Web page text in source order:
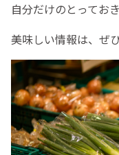
自分だけのとってお
美味しい情報は、ぜ